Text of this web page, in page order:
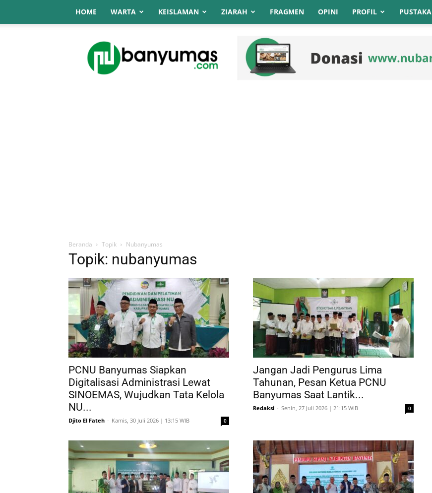
HOME WARTA KEISLAMAN ZIARAH FRAGMEN OPINI PROFIL PUSTAKA
NU
Online
Banyumas
Beranda Topik Nubanyumas
Topik: nubanyumas
PCNU Banyumas Siapkan
Digitalisasi Administrasi Lewat
SINOEMAS, Wujudkan Tata Kelola
NU...
Djito El Fateh - Kamis, 30 Juli 2026 | 13:15 WIB 0
Jangan Jadi Pengurus Lima
Tahunan, Pesan Ketua PCNU
Banyumas Saat Lantik...
Redaksi - Senin, 27 Juli 2026 | 21:15 WIB 0